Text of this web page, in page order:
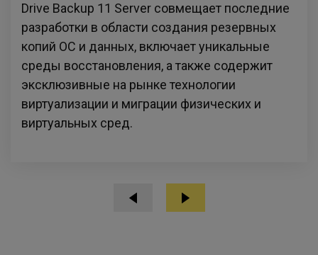
Drive Backup 11 Server совмещает последние
разработки в области создания резервных
копий ОС и данных, включает уникальные
среды восстановления, а также содержит
эксклюзивные на рынке технологии
виртуализации и миграции физических и
виртуальных сред.